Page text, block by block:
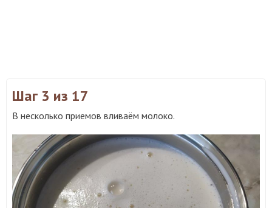
Шаг 3 из 17
В несколько приемов вливаём молоко.